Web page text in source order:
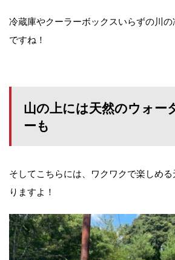
冷蔵庫やクーラーボックスいらずの川
ですね！
山の上には天然のウォー
ーも
そしてこちらには、ワクワクで楽しめ
りますよ！